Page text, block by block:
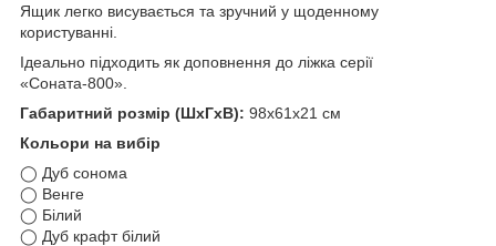
Ящик легко висувається та зручний у щоденному
користуванні.
Ідеально підходить як доповнення до ліжка серії
«Соната-800».
Габаритний розмір (ШхГхВ): 98х61х21 см
Кольори на вибір
◯ Дуб сонома
◯ Венге
◯ Білий
◯ Дуб крафт білий